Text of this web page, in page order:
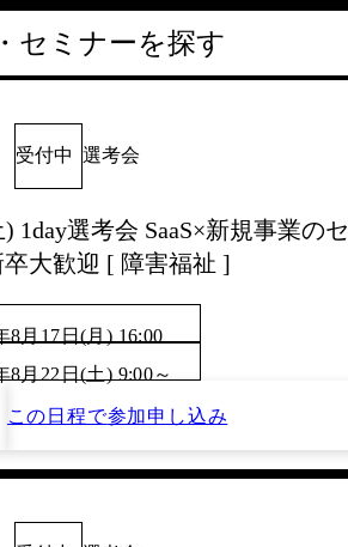
セミナーを探す
受付中 選考会
1day選考会 SaaS×新規事業のセ
大歓迎 [ 障害福祉 ]
8月17日(月) 16:00
8月22日(土) 9:00～
この日程で参加申し込み